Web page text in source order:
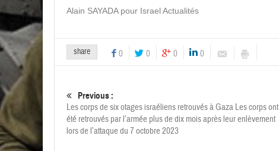
Alain SAYADA pour Israel Actualités
share 0 0 0 0
Previous :
Les corps de six otages israéliens retrouvés à Gaza Les corps ont
été retrouvés par l’armée plus de dix mois après leur enlèvement
lors de l’attaque du 7 octobre 2023